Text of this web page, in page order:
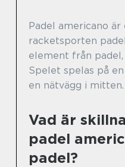
Padel americano är
racketsporten
element från padel,
Spelet spelas på
en nätvägg i mitten.
Vad är
padel
padel?